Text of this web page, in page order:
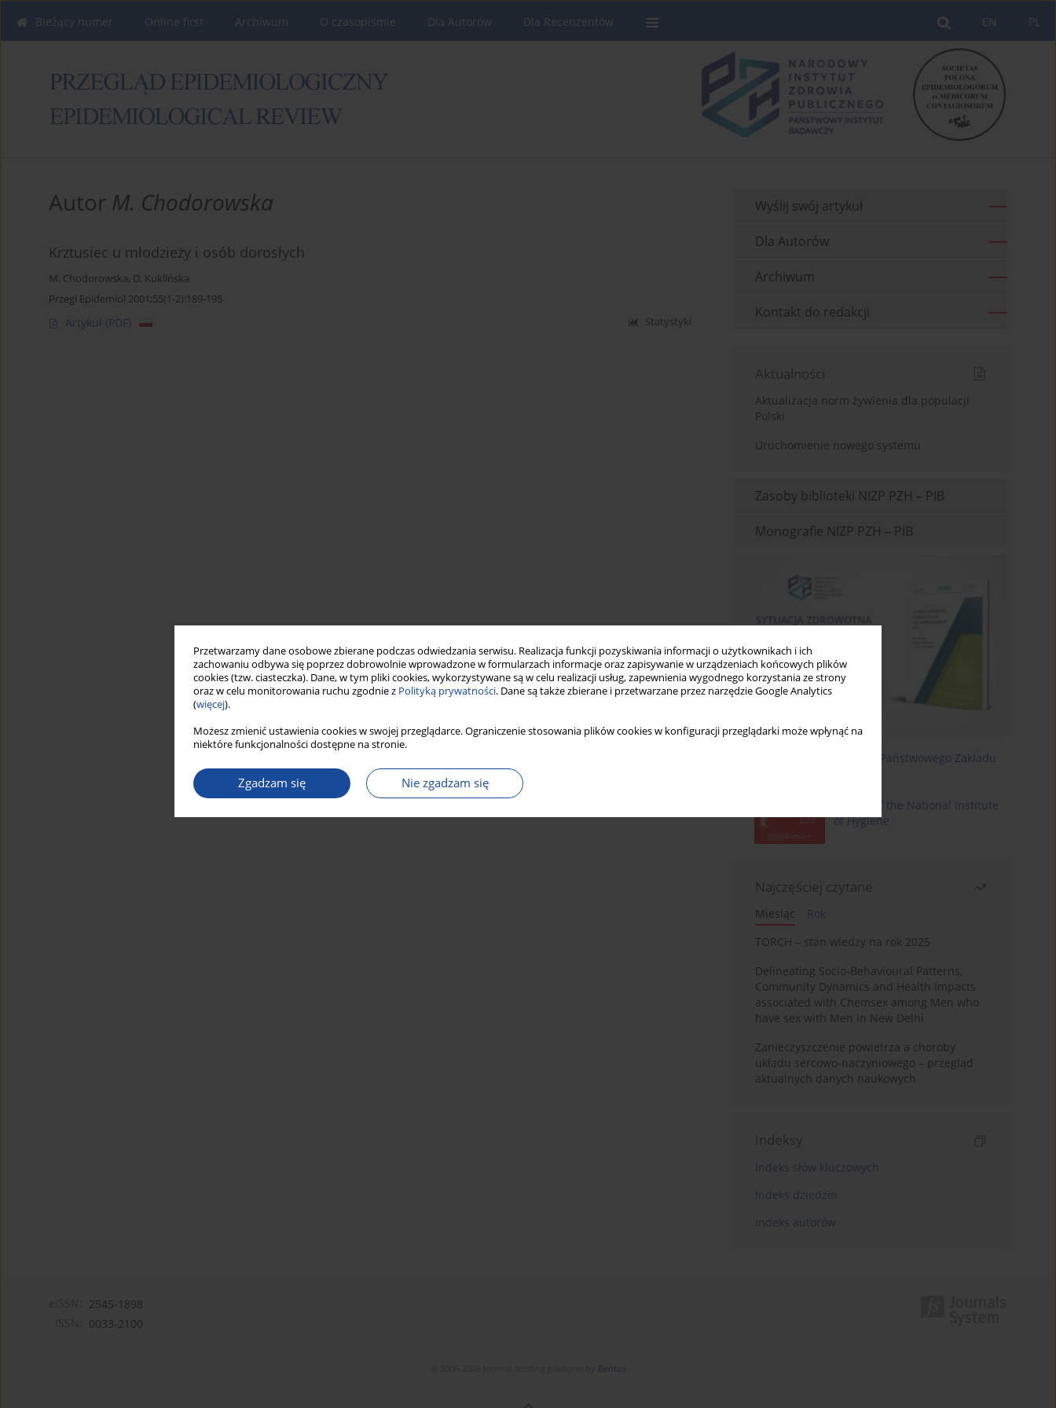
Przetwarzamy dane osobowe zbierane podczas odwiedzania serwisu. Realizacja funkcji pozyskiwania informacji o użytkownikach i ich
zachowaniu odbywa się poprzez dobrowolnie wprowadzone w formularzach informacje oraz zapisywanie w urządzeniach końcowych plików
cookies (tzw. ciasteczka). Dane, w tym pliki cookies, wykorzystywane są w celu realizacji usług, zapewnienia wygodnego korzystania ze strony
oraz w celu monitorowania ruchu zgodnie z Polityką prywatności. Dane są także zbierane i przetwarzane przez narzędzie Google Analytics
(więcej).
Możesz zmienić ustawienia cookies w swojej przeglądarce. Ograniczenie stosowania plików cookies w konfiguracji przeglądarki może wpłynąć na
niektóre funkcjonalności dostępne na stronie.
Zgadzam się Nie zgadzam się
PL
EN
Bieżący numer Online first Archiwum O czasopiśmie Dla Autorów Dla Recenzentów
Autor M. Chodorowska
Krztusiec u młodzieży i osób dorosłych
M. Chodorowska, D. Kuklińska
Przegl Epidemiol 2001;55(1-2):189-195
Artykuł (PDF) Statystyki
Wyślij swój artykuł
Dla Autorów
Archiwum
Kontakt do redakcji
Aktualności
Aktualizacja norm żywienia dla populacji
Polski
Uruchomienie nowego systemu
Zasoby biblioteki NIZP PZH – PIB
Monografie NIZP PZH – PIB
Roczniki Państwowego Zakładu
Annals of the National Institute
of Hygiene
Najczęściej czytane
Miesiąc
Rok
TORCH – stan wiedzy na rok 2025
Delineating Socio-Behavioural Patterns,
Community Dynamics and Health Impacts
associated with Chemsex among Men who
have sex with Men in New Delhi
Zanieczyszczenie powietrza a choroby
układu sercowo-naczyniowego – przegląd
aktualnych danych naukowych
Indeksy
Indeks słów kluczowych
Indeks dziedzin
Indeks autorów
2545-1898
0033-2100
Bentus